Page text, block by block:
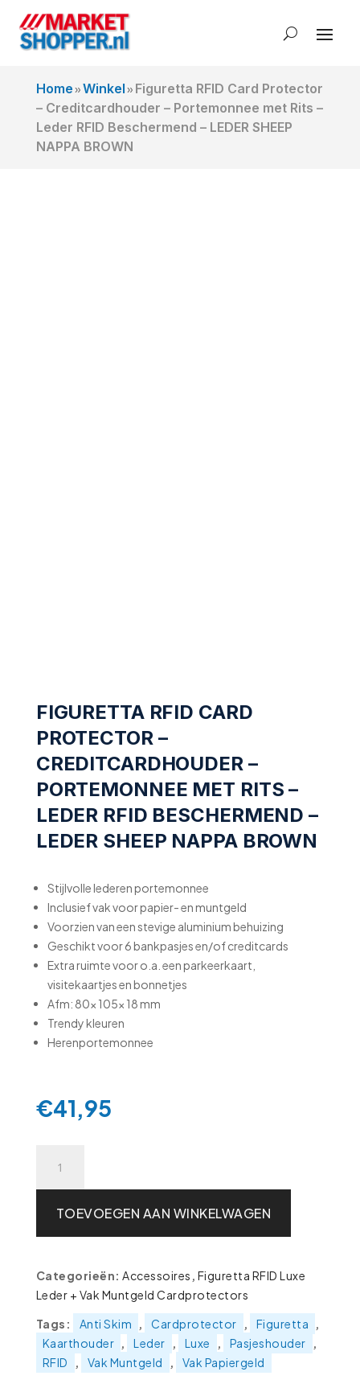
Home»Winkel» Figuretta RFID Card Protector
– Creditcardhouder – Portemonnee met Rits –
Leder RFID Beschermend – LEDER SHEEP
NAPPA BROWN
FIGURETTA RFID CARD
PROTECTOR –
CREDITCARDHOUDER –
PORTEMONNEE MET RITS –
LEDER RFID BESCHERMEND –
LEDER SHEEP NAPPA BROWN
Stijlvolle lederen portemonnee
Inclusief vak voor papier- en muntgeld
Voorzien van een stevige aluminium behuizing
Geschikt voor 6 bankpasjes en/of creditcards
Extra ruimte voor o.a. een parkeerkaart,
visitekaartjes en bonnetjes
Afm: 80x 105x 18 mm
Trendy kleuren
Herenportemonnee
€41,95
Card
Protector
Portemonnee
met
Rits
Leder
RFID
TOEVOEGEN AAN WINKELWAGEN
Categorieën: Accessoires Figuretta RFID Luxe
Leder + Vak Muntgeld Cardprotectors
Tags:
Anti Skim Cardprotector Figuretta
Kaarthouder
Leder Luxe Pasjeshouder
RFID
Vak Muntgeld Vak Papiergeld